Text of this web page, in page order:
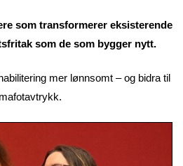
som transformerer eksisterende
som de som bygger nytt.
mer lønnsomt – og bidra til